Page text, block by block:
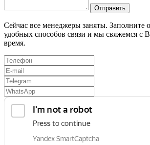
Отправить
Сейчас все менеджеры заняты. Заполните
удобных способов связи и мы свяжемся с
время.